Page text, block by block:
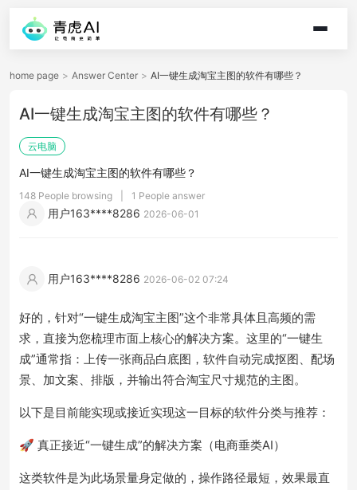
home page > Answer Center > AI一键生成淘宝主图的软件有哪些？
AI一键生成淘宝主图的软件有哪些？
云电脑
AI一键生成淘宝主图的软件有哪些？
148 People browsing 1 People answer
用户163****8286 2026-06-01
用户163****8286 2026-06-02 07:24
好的，针对“一键生成淘宝主图”这个非常具体且高频的需
求，直接为您梳理市面上核心的解决方案。这里的“一键生
成”通常指：上传一张商品白底图，软件自动完成抠图、配场
景、加文案、排版，并输出符合淘宝尺寸规范的主图。
以下是目前能实现或接近实现这一目标的软件分类与推荐：
🚀 真正接近“一键生成”的解决方案（电商垂类AI）
这类软件是为此场景量身定做的，操作路径最短，效果最直